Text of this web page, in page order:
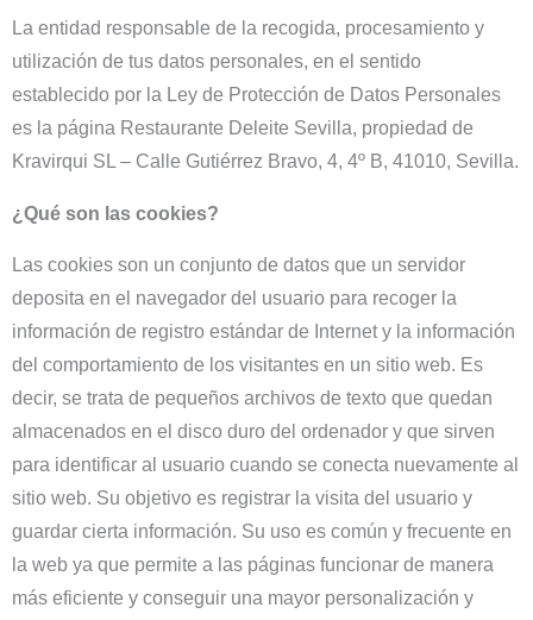
La entidad responsable de la recogida, procesamiento y
utilización de tus datos personales, en el sentido
establecido por la Ley de Protección de Datos Personales
es la página Restaurante Deleite Sevilla, propiedad de
Kravirqui SL – Calle Gutiérrez Bravo, 4, 4º B, 41010, Sevilla.
¿Qué son las cookies?
Las cookies son un conjunto de datos que un servidor
deposita en el navegador del usuario para recoger la
información de registro estándar de Internet y la información
del comportamiento de los visitantes en un sitio web. Es
decir, se trata de pequeños archivos de texto que quedan
almacenados en el disco duro del ordenador y que sirven
para identificar al usuario cuando se conecta nuevamente al
sitio web. Su objetivo es registrar la visita del usuario y
guardar cierta información. Su uso es común y frecuente en
la web ya que permite a las páginas funcionar de manera
más eficiente y conseguir una mayor personalización y